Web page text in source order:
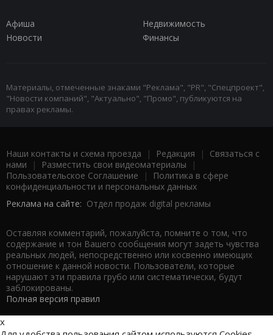
Афиша
Недвижимость
Новости
Финансы
Материалы, отмеченные знаками "Реклама", "PR", "Спецпроект",
"Новости компаний", "Актуально", "Промо", публикуются на
правах рекламы.
Наши контакты и схема проезда | Редакция | Связаться с
нами | Разместить свои видеоматериалы |
Пользовательское Соглашение |
Политика в сфере
конфиденциальности и персональных данных
Реклама на сайте: Отдел продаж digital рекламы
Оставляя комментарий, пожалуйста, помните о том, что
содержание и тон Вашего сообщения могут задеть чувства
реальных людей, непосредственно или косвенно имеющих
отношение к данной новости. Пользователи, которые
нарушают эти правила грубо или систематически, будут
заблокированы.
Полная версия правил
x